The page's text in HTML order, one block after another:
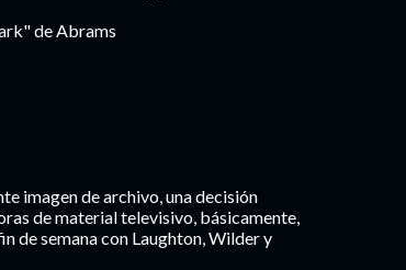
de Abrams
imagen de archivo, una decisión
de material televisivo, básicamente,
de semana con Laughton, Wilder y